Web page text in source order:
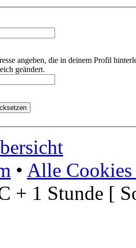
angeben, die in deinem Profil
geändert.
• Alle Cookies
+ 1 Stunde [